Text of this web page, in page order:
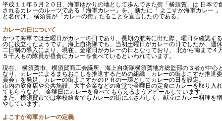
平成１１年５月２０日、海軍ゆかりの地として歩んできた街「横須賀」は 日本で
されるカレーのルーツである「海軍カレー」を、 新たに「 よこすか海軍カレー 」
と名付け、 横須賀が「カレーの街」たることを宣言したのである。
カレーの日について
かつて海軍では土曜日がカレーの日であり、長期の航海に出た際、曜日を確認する
のに役立ったようです。海上自衛隊でも、当初土曜日がカレーの日でしたが、週休
二日制の導入により、現在、金曜日がカレーの日となっており、 北から南まで４
５千人もの隊員が昼食にカレーを食べているといわれています。
現在、 横須賀市、横須賀商工会議所、海上自衛隊横須賀地方総監部の３者が中心
なり、カレーによるまちおこしを推進するための組織「カレーの街よこすか推進委
員会」を発足。カレーの街よこすかのＰＲの一環としてカレーの日を設定。
市内の飲食店や公共施設、大手企業などの食堂で金曜日の定食にカレーを取り入れ
てもらうなど、 金曜日にカレーを食べてもらえるようアピールしています。
また、横須賀市では学校給食でもカレーの街にふさわしく、献立にカレー料理を増
やしています。
よこすか海軍カレーの定義